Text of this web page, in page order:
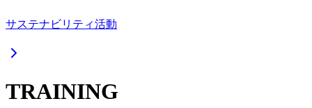
サステナビリティ活動
TRAINING